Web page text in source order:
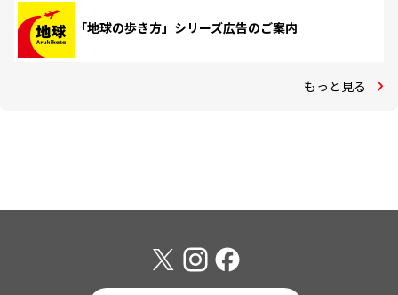
「地球の歩き方」シリーズ広告のご案内
もっと見る